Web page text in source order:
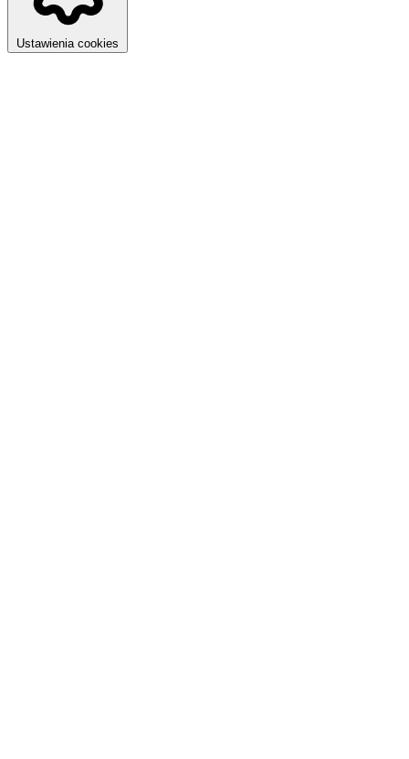
Ustawienia cookies